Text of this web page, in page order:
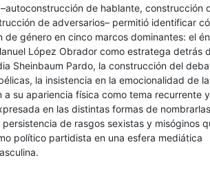
de hablante, construcción
de adversarios– permitió identificar
de género en cinco marcos dominantes: el
López Obrador como estratega detrás
Sheinbaum Pardo, la construcción del
la insistencia en la emocionalidad de
a su apariencia física como tema recurrente
en las distintas formas de
de rasgos sexistas y misóginos
político partidista en una esfera mediática